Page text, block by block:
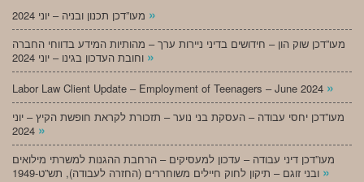
»
מעו”דכן שוק הון – חידושים בדיני ניירות ערך – מהותיות המידע בדווחי החברה
»
Labor Law Client Update – Employment of Teenagers – June 2024 »
מעו”דכן יחסי עבודה – העסקת בני נוער – תזכורת לקראת חופשת הקיץ – יוני
»
מעו”דכן דיני עבודה – עדכון למעסיקים – הרחבת ההגנות למשרתי מילואים
»